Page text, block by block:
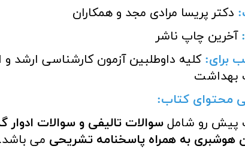
دکتر پریسا مرادی مجد و همکاران
آخرین چاپ ناشر
برای: کلیه داوطلبین آزمون کارشناسی ارشد
بهداشت
محتوای کتاب:
پیش رو شامل سوالات تالیفی و سوالات ادوار
هوشبری به همراه پاسخنامه تشریحی می باشد.